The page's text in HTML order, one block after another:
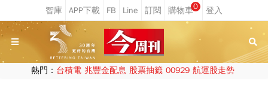
0
熱門： 台積電 兆豐金配息 股票抽籤 00929 航運股走勢